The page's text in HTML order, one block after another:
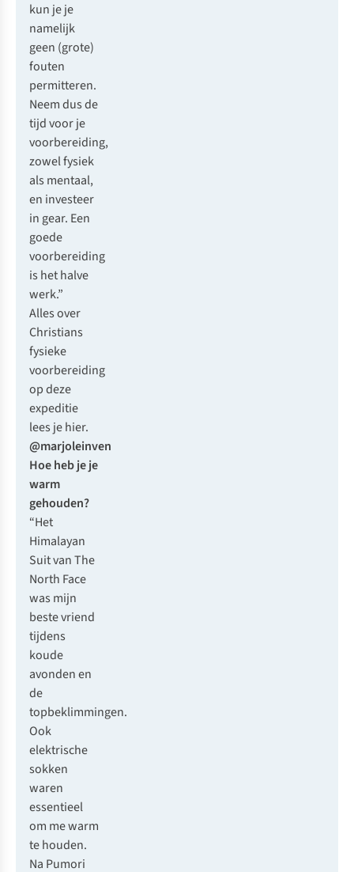
kun je je
namelijk
geen (grote)
fouten
permitteren.
Neem dus de
tijd voor je
voorbereiding,
zowel fysiek
als mentaal,
en investeer
in gear. Een
goede
voorbereiding
is het halve
werk.”
Alles over
Christians
fysieke
voorbereiding
op deze
expeditie
lees je hier.
@marjoleinven
Hoe heb je je
warm
gehouden?
“Het
Himalayan
Suit van The
North Face
was mijn
beste vriend
tijdens
koude
avonden en
de
topbeklimmingen.
Ook
elektrische
sokken
waren
essentieel
om me warm
te houden.
Na Pumori